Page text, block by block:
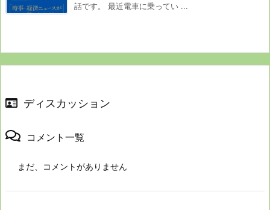
話です。 最近電車に乗ってい ...
ディスカッション
コメント一覧
まだ、コメントがありません